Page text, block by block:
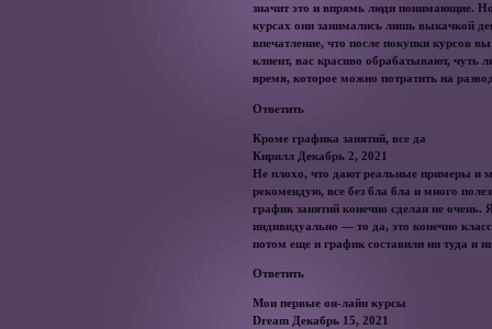
значит это и впрямь люди понимающие. Но
курсах они занимались лишь выкачкой
впечатление, что после покупки курсов
клиент, вас красиво обрабатывают, чуть
время, которое можно потратить на
Ответить
Кроме графика занятий, все да
Кирилл Декабрь 2, 2021
Не плохо, что дают реальные примеры и
рекомендую, все без бла бла и много
график занятий конечно сделан не
индивидуально — то да, это конечно
потом еще и график составили ни туда и
Ответить
Мои первые он-лайн курсы
Dream Декабрь 15, 2021